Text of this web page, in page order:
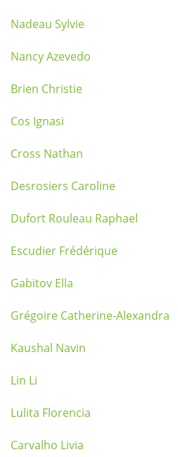
Nadeau Sylvie
Nancy Azevedo
Brien Christie
Cos Ignasi
Cross Nathan
Desrosiers Caroline
Dufort Rouleau Raphael
Escudier Frédérique
Gabitov Ella
Grégoire Catherine-Alexandra
Kaushal Navin
Lin Li
Lulita Florencia
Carvalho Livia